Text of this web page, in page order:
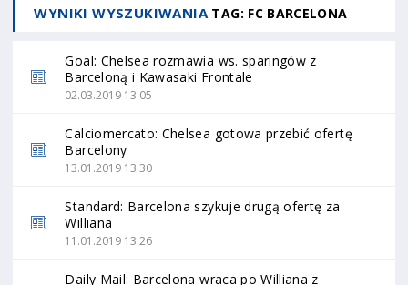
WYNIKI WYSZUKIWANIA TAG: FC BARCELONA
Goal: Chelsea rozmawia ws. sparingów z
Barceloną i Kawasaki Frontale
02.03.2019 13:05
Calciomercato: Chelsea gotowa przebić ofertę
Barcelony
13.01.2019 13:30
Standard: Barcelona szykuje drugą ofertę za
Williana
11.01.2019 13:26
Daily Mail: Barcelona wraca po Williana z